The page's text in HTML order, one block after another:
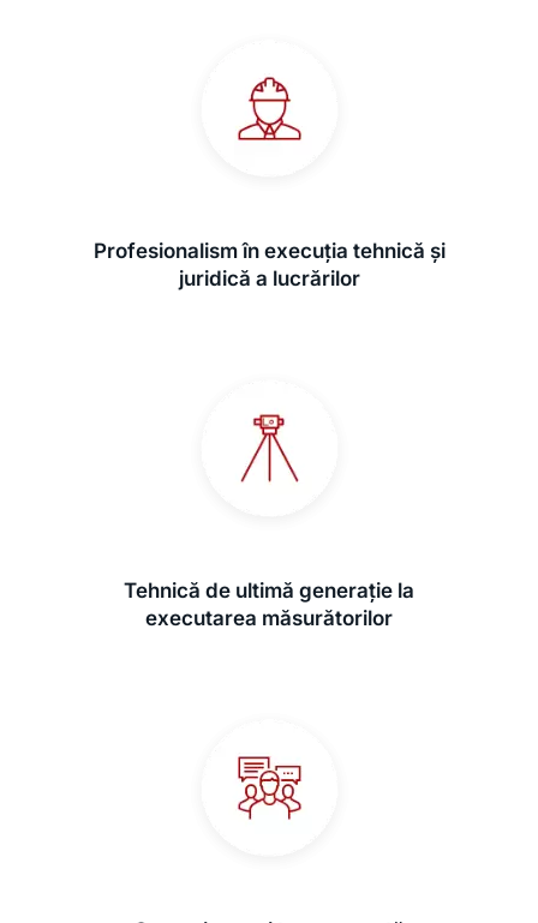
Profesionalism în execuția tehnică și
juridică a lucrărilor
Tehnică de ultimă generație la
executarea măsurătorilor